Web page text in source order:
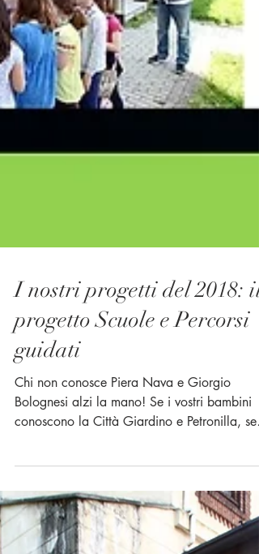
I nostri progetti del 2018: il
guidati
Chi non conosce Piera Nava e Giorgio
Bolognesi alzi la mano! Se i vostri bambini